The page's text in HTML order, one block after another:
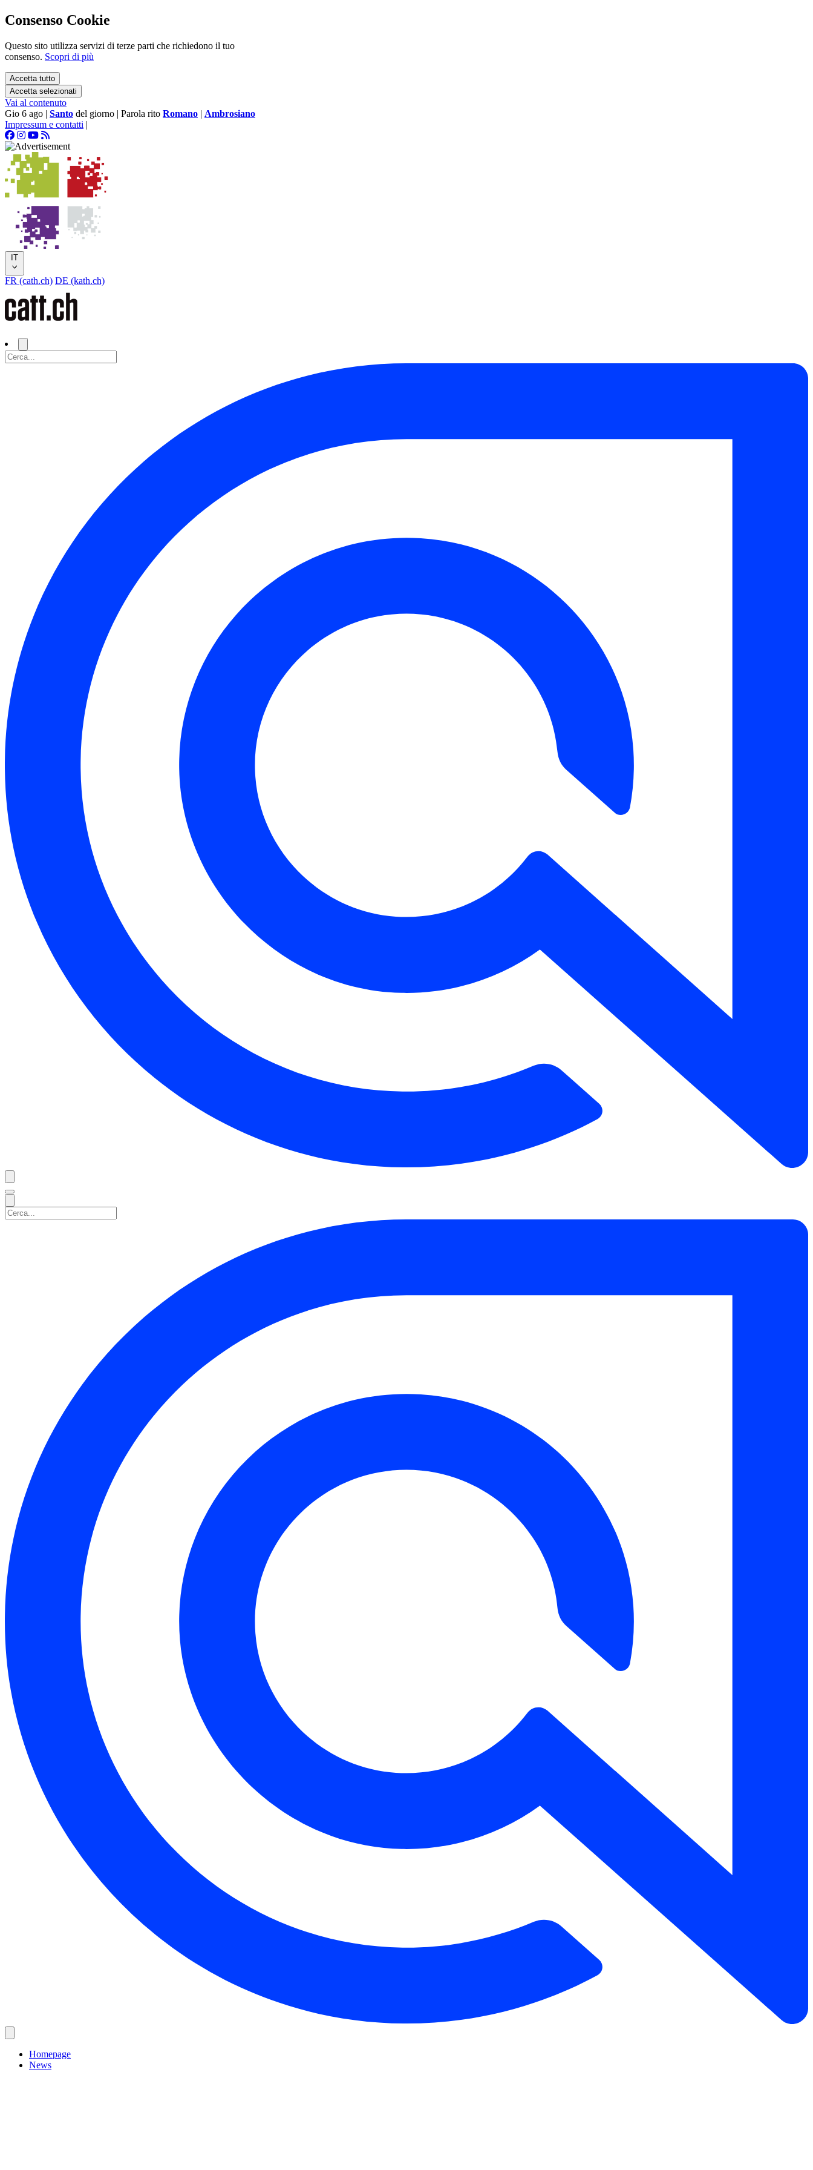
Consenso Cookie
Questo sito utilizza servizi di terze parti che richiedono il tuo
consenso. Scopri di più
Accetta tutto
Accetta selezionati
Vai al contenuto
Gio 6 ago | Santo del giorno | Parola rito Romano | Ambrosiano
Impressum e contatti |
IT
FR (cath.ch) DE (kath.ch)
Homepage
News